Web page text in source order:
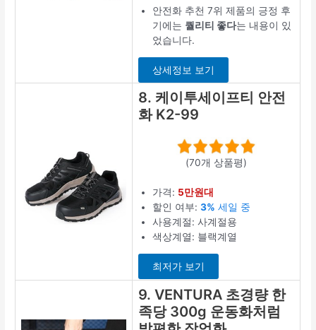
안전화 추천 7위 제품의 긍정 후
기에는 퀄리티 좋다는 내용이 있
었습니다.
상세정보 보기
8. 케이투세이프티 안전
화 K2-99
(70개 상품평)
가격: 5만원대
할인 여부:3% 세일 중
사용계절: 사계절용
색상계열: 블랙계열
최저가 보기
9. VENTURA 초경량 한
족당 300g 운동화처럼